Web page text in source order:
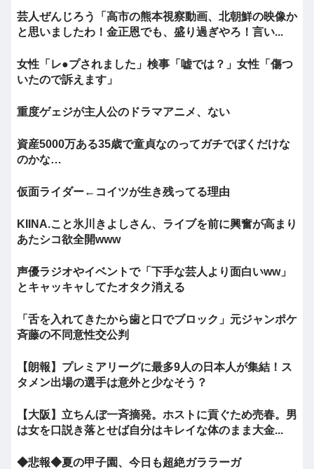
芸人ぜんじろう「高市の熊本視察動画、北朝鮮の映像か
と思いましたわ！金正恩でも、盛り過ぎやろ！言い...
女性「レ●プされました」検事「嘘では？」女性「傷つ
いたので訴えます」
重度ゲェジが主人公のドラマアニメ、ない
資産5000万ある35歳で童貞なのってガチでぼくだけな
のかな…
仮面ライダー←コイツが生き残ってる理由
KIINA.こと氷川きよしさん、ライブを前に興奮が高まり
あたシコ欲全開www
声優ラジオやイベントで「下手な芸人より面白いww」
とキャッキャしてたオタク消える
「舌を入れてきたから歯と口でブロック」元ジャンポケ
斉藤の不同意性交公判
【朗報】プレミアリーグに最多9人の日本人が集結！ス
タメン出場の選手は意外と少なそう？
【大阪】立ちんぼ一斉摘発。ホストに貢ぐため売春。男
は女を口説き落とせば自分はキレイな体のまま大金...
◆悲報◆夏の甲子園、今日も超絶ガララーガ